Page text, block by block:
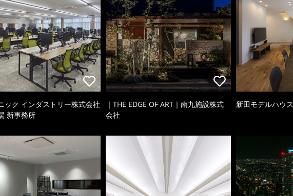
ック インダストリー株式会社
新事務所
｜THE EDGE OF ART｜南九施設株式
会社
新田モデルハウス